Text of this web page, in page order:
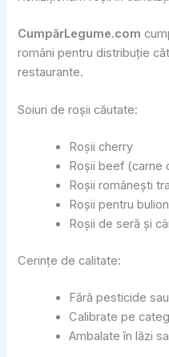
CumpărLegume.com
români pentru distribuție
restaurante.
Soiuri de roșii căutate:
Roșii cherry
Roșii beef (carne
Roșii românești
Roșii pentru
Roșii de seră și
Cerințe de calitate:
Fără pesticide
Calibrate pe
Ambalate în lăzi